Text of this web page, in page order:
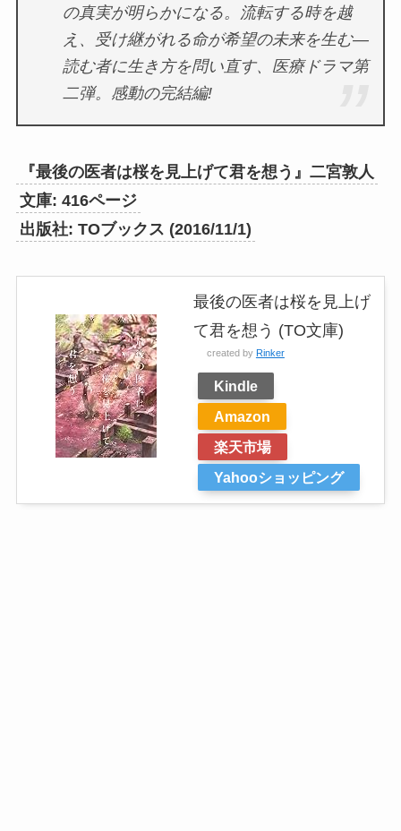
の真実が明らかになる。流転する時を越
え、受け継がれる命が希望の未来を生む―
読む者に生き方を問い直す、医療ドラマ第
二弾。感動の完結編!
『最後の医者は桜を見上げて君を想う』二宮敦人
文庫: 416ページ
出版社: TOブックス (2016/11/1)
最後の医者は桜を見上げ
て君を想う (TO文庫)
created by Rinker
Kindle
Amazon
楽天市場
Yahooショッピング